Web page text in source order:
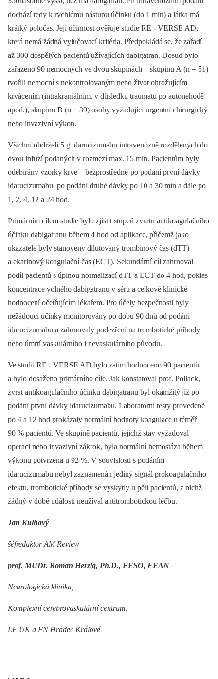
dochází tedy k rychlému nástupu účinku (do 1 min) a látka má
krátký poločas. Její účinnost ověřuje studie RE ‑⁠ VERSE AD,
která nemá žádná vylučovací kritéria. Předpokládá se, že zařadí
až 300 dospělých pacientů užívajících dabigatran. Dosud bylo
zařazeno 90 nemocných ve dvou skupinách –⁠ skupinu A (n = 51)
tvořili nemocní s nekontrolovaným nebo život ohrožujícím
krvácením (intrakraniálním, v důsledku traumatu po autonehodě
apod.), skupinu B (n = 39) osoby vyžadující urgentní chirurgický
nebo invazivní výkon.
Všichni obdrželi 5 g idarucizumabu intravenózně rozdělených do
dvou infuzí podaných v rozmezí max. 15 min. Pacientům byly
odebírány vzorky krve –⁠ bezprostředně po podaní první dávky
idarucizumabu, po podání druhé dávky po 10 a 30 min a dále po
1, 2, 4, 12 a 24 hod.
Primárním cílem studie bylo zjistit stupeň zvratu antikoagulačního
účinku dabigatranu během 4 hod od aplikace, přičemž jako
ukazatele byly stanoveny dilutovaný trombinový čas (dTT)
a ekarinový koagulační čas (ECT). Sekundární cíl zahrnoval
podíl pacientů s úplnou normalizací dTT a ECT do 4 hod, pokles
koncentrace volného dabigatranu v séru a celkové klinické
hodnocení očetřujícím lékařem. Pro účely bezpečnosti byly
nežádoucí účinky monitorovány po dobu 90 dnů od podání
idarucizumabu a zahrnovaly podezření na trombotické příhody
nebo úmrtí vaskulárního i nevaskulárního původu.
Ve studii RE ‑⁠ VERSE AD bylo zatím hodnoceno 90 pacientů
a bylo dosaženo primárního cíle. Jak konstatoval prof. Pollack,
zvrat antikoagulačního účinku dabigatranu byl okamžitý již po
podání první dávky idarucizumabu. Laboratorní testy provedené
po 4 a 12 hod prokázaly normální hodnoty koagulace u téměř
90 % pacientů. Ve skupině pacientů, jejichž stav vyžadoval
operaci nebo invazivní zákrok, byla normální hemostáza během
výkonu potvrzena u 92 %. V souvislosti s podáním
idarucizumabu nebyl zaznamenán jediný signál prokoagulačního
efektu, trombotické příhody se vyskytly u pěti pacientů, z nichž
žádný v době události neužíval antitrombotickou léčbu.
Jan Kulhavý
šéfredaktor AM Review
prof. MUDr. Roman Herzig, Ph.D., FESO, FEAN
Neurologická klinika,
Komplexní cerebrovaskulární centrum,
LF UK a FN Hradec Králové